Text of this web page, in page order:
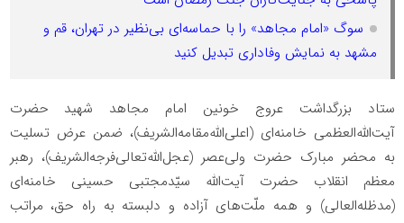
سوگ «امام مجاهد» را با حماسه‌ای بی‌نظیر در تهران، قم و
مشهد به نمایش وفاداری تبدیل کنید
ستاد بزرگداشت عروج خونین امام مجاهد شهید حضرت
آیت‌الله‌العظمی خامنه‌ای (اعلی‌الله‌مقامه‌الشریف)، ضمن عرض تسلیت
به محضر مبارک حضرت ولی‌عصر (عجل‌الله‌تعالی‌فرجه‌الشریف)، رهبر
معظم انقلاب حضرت آیت‌الله سیّدمجتبی حسینی خامنه‌ای
(مدظله‌العالی) و همه ملّت‌های آزاده و دلبسته به راه حق، مراتب